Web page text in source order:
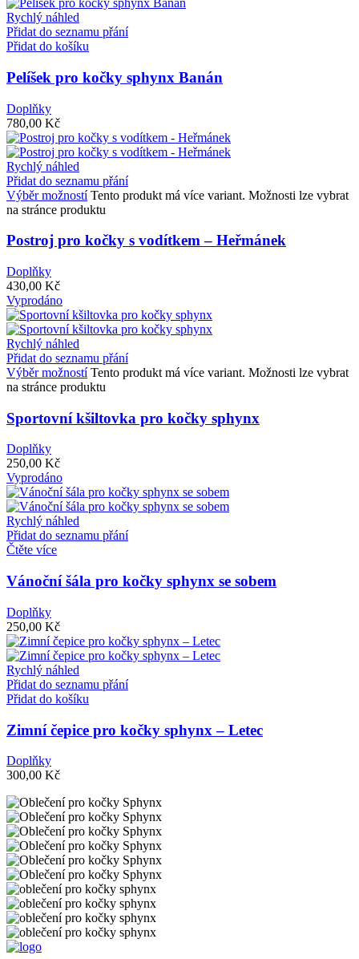
Rychlý náhled
Přidat do seznamu přání
Přidat do košíku
Pelíšek pro kočky sphynx Banán
Doplňky
780,00 Kč
Rychlý náhled
Přidat do seznamu přání
Výběr možností Tento produkt má více variant. Možnosti lze vybrat
na stránce produktu
Postroj pro kočky s vodítkem – Heřmánek
Doplňky
430,00 Kč
Vyprodáno
Rychlý náhled
Přidat do seznamu přání
Výběr možností Tento produkt má více variant. Možnosti lze vybrat
na stránce produktu
Sportovní kšiltovka pro kočky sphynx
Doplňky
250,00 Kč
Vyprodáno
Rychlý náhled
Přidat do seznamu přání
Čtěte více
Vánoční šála pro kočky sphynx se sobem
Doplňky
250,00 Kč
Rychlý náhled
Přidat do seznamu přání
Přidat do košíku
Zimní čepice pro kočky sphynx – Letec
Doplňky
300,00 Kč